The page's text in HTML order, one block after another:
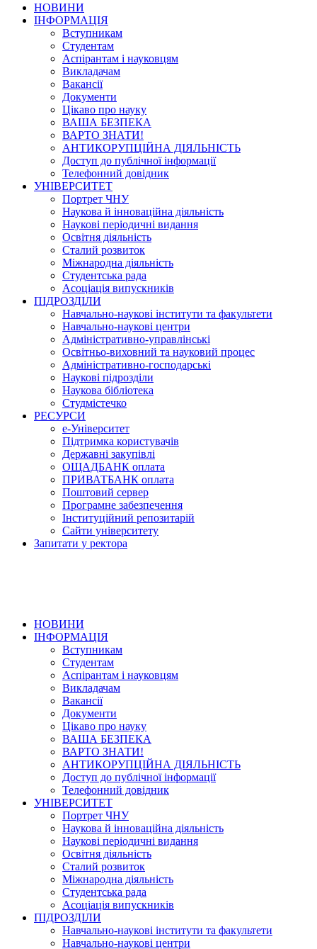
НОВИНИ
ІНФОРМАЦІЯ
Вступникам
Студентам
Аспірантам і науковцям
Викладачам
Вакансії
Документи
Цікаво про науку
ВАША БЕЗПЕКА
ВАРТО ЗНАТИ!
АНТИКОРУПЦІЙНА ДІЯЛЬНІСТЬ
Доступ до публічної інформації
Телефонний довідник
УНІВЕРСИТЕТ
Портрет ЧНУ
Наукова й інноваційна діяльність
Наукові періодичні видання
Освітня діяльність
Сталий розвиток
Міжнародна діяльність
Студентська рада
Асоціація випускників
ПІДРОЗДІЛИ
Навчально-наукові інститути та факультети
Навчально-наукові центри
Адміністративно-управлінські
Освітньо-виховний та науковий процес
Адміністративно-господарські
Наукові підрозділи
Наукова бібліотека
Студмістечко
РЕСУРСИ
е-Університет
Підтримка користувачів
Державні закупівлі
ОЩАДБАНК оплата
ПРИВАТБАНК оплата
Поштовий сервер
Програмне забезпечення
Інституційний репозитарій
Сайти університету
Запитати у ректора
НОВИНИ
ІНФОРМАЦІЯ
Вступникам
Студентам
Аспірантам і науковцям
Викладачам
Вакансії
Документи
Цікаво про науку
ВАША БЕЗПЕКА
ВАРТО ЗНАТИ!
АНТИКОРУПЦІЙНА ДІЯЛЬНІСТЬ
Доступ до публічної інформації
Телефонний довідник
УНІВЕРСИТЕТ
Портрет ЧНУ
Наукова й інноваційна діяльність
Наукові періодичні видання
Освітня діяльність
Сталий розвиток
Міжнародна діяльність
Студентська рада
Асоціація випускників
ПІДРОЗДІЛИ
Навчально-наукові інститути та факультети
Навчально-наукові центри